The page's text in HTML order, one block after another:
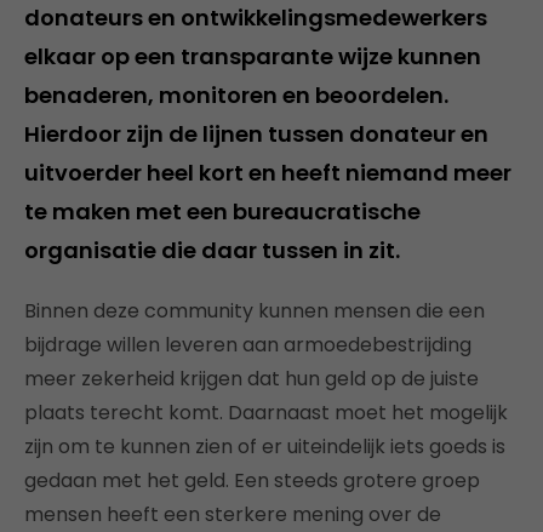
donateurs en ontwikkelingsmedewerkers
elkaar op een transparante wijze kunnen
benaderen, monitoren en beoordelen.
Hierdoor zijn de lijnen tussen donateur en
uitvoerder heel kort en heeft niemand meer
te maken met een bureaucratische
organisatie die daar tussen in zit.
Binnen deze community kunnen mensen die een
bijdrage willen leveren aan armoedebestrijding
meer zekerheid krijgen dat hun geld op de juiste
plaats terecht komt. Daarnaast moet het mogelijk
zijn om te kunnen zien of er uiteindelijk iets goeds is
gedaan met het geld. Een steeds grotere groep
mensen heeft een sterkere mening over de